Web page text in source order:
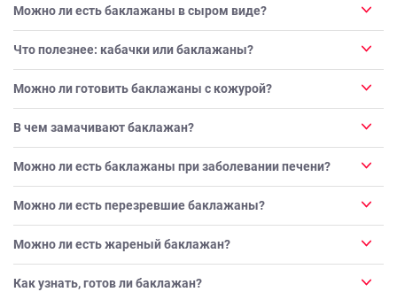
Можно ли есть баклажаны в сыром виде?
Что полезнее: кабачки или баклажаны?
Можно ли готовить баклажаны с кожурой?
В чем замачивают баклажан?
Можно ли есть баклажаны при заболевании печени?
Можно ли есть перезревшие баклажаны?
Можно ли есть жареный баклажан?
Как узнать, готов ли баклажан?